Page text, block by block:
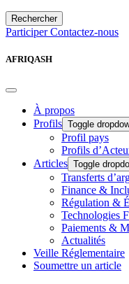
Rechercher
ParticiperContactez-nous
AFRIQASH
À propos
Profils Toggle
Profil pays
Profils
Articles Toggle
Transferts
Finance &
Régulation &
Technologies
Paiements &
Actualités
Veille Réglementaire
Soumettre un article